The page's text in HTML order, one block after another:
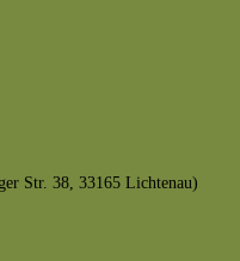
Str. 38, 33165 Lichtenau)